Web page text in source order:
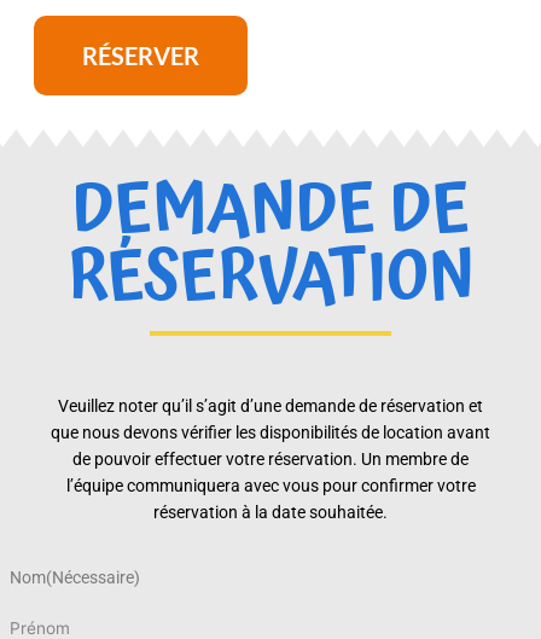
RÉSERVER
DEMANDE DE
RÉSERVATION
Veuillez noter qu’il s’agit d’une demande de réservation et
que nous devons vérifier les disponibilités de location avant
de pouvoir effectuer votre réservation. Un membre de
l’équipe communiquera avec vous pour confirmer votre
réservation à la date souhaitée.
Nom(Nécessaire)
Prénom